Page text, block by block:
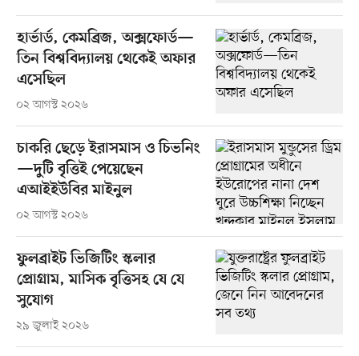
হার্ভার্ড, কেমব্রিজ, অক্সফোর্ড—
তিন বিশ্ববিদ্যালয় থেকেই অফার
এসেছিল
০২ আগস্ট ২০২৬
চাকরি ছেড়ে ইরাসমাস ও চিভনিং
—দুটি বৃত্তিই পেয়েছেন
এআইইউবির মাইনুল
০২ আগস্ট ২০২৬
ফুলব্রাইট ভিজিটিং স্কলার
প্রোগ্রাম, মাসিক বৃত্তিসহ যে যে
সুযোগ
২৯ জুলাই ২০২৬